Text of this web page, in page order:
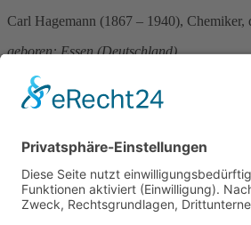
Carl Hagemann (1867 – 1940), Chemiker,
geboren: Essen (Deutschland)
Wiki:Carl Hagemann
Service & Kontakt
Welt-der-Zitate.com
Über unsere Zitate Sammlung
Datenschutz